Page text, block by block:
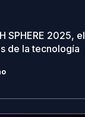
SPHERE 2025,
de la tecnología